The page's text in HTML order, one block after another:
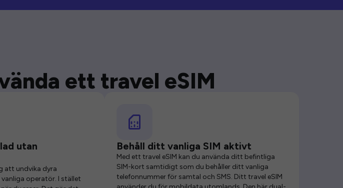
ett travel eSIM
utan
att undvika dyra
operatör. I stället
Behåll ditt vanliga SIM aktivt
Med ett travel eSIM kan du använda ditt befintliga
SIM-kort samtidigt som du behåller ditt vanliga
telefonnummer för samtal och SMS. Ditt travel eSIM